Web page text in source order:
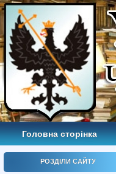
Головна сторінка
РОЗДІЛИ САЙТУ